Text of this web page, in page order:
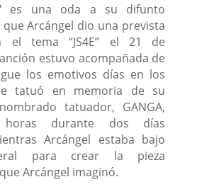
es una oda a su difunto
Arcángel dio una prevista
el tema “JS4E” el 21 de
estuvo acompañada de
los emotivos días en los
tatuó en memoria de su
tatuador, GANGA,
durante dos días
Arcángel estaba bajo
para crear la pieza
Arcángel imaginó.